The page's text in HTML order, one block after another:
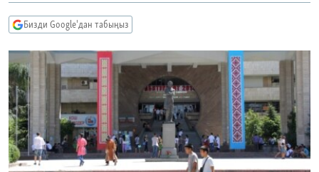
БИЗ ЖАНА ДҮЙНӨ
ДАНИСТЕ
ЭЖЕ-СИҢДИЛЕР
АЗАТТЫК+
ЫҢГАЙСЫЗ СУРООЛОР
ӨЗГӨЧӨ ПИКИР
ОНЛАЙН ШЕРИНЕ
Бизди Google'дан табыңыз